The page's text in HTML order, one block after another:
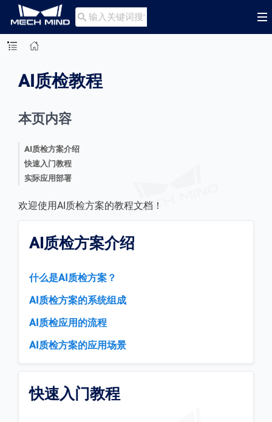

AI质检教程
本页内容
AI质检方案介绍
快速入门教程
实际应用部署
欢迎使用AI质检方案的教程文档！
AI质检方案介绍
什么是AI质检方案？
AI质检方案的系统组成
AI质检应用的流程
AI质检方案的应用场景
快速入门教程